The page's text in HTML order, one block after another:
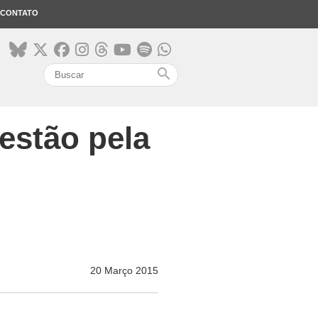
CONTATO
search
pela
20 Março 2015